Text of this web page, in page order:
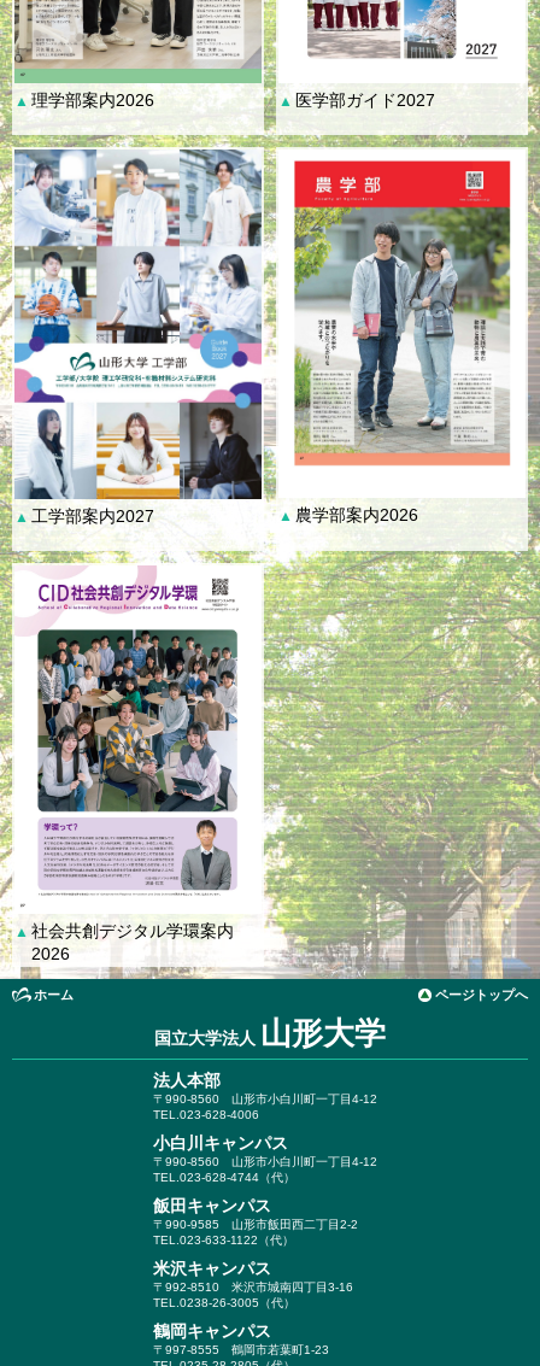
▲理学部案内2026 ▲ 医学部ガイド2027
▲ 工学部案内2027 ▲ 農学部案内2026
▲ 社会共創デジタル学環案内
2026
ホーム ページトップへ
国立大学法人 山形大学
法人本部
〒990-8560 山形市小白川町一丁目4-12
TEL.023-628-4006
小白川キャンパス
〒990-8560 山形市小白川町一丁目4-12
TEL.023-628-4744（代）
飯田キャンパス
〒990-9585 山形市飯田西二丁目2-2
TEL.023-633-1122（代）
米沢キャンパス
〒992-8510 米沢市城南四丁目3-16
TEL.0238-26-3005（代）
鶴岡キャンパス
〒997-8555 鶴岡市若葉町1-23